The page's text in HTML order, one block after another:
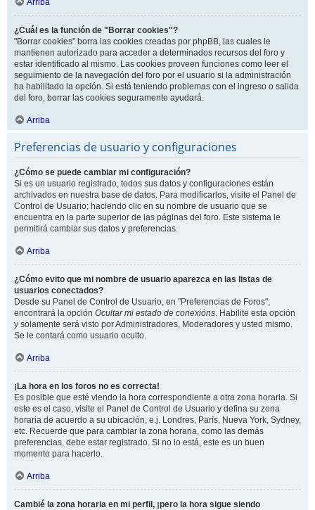
Arriba
¿Cuál es la función de "Borrar cookies"?
"Borrar cookies" borra las cookies creadas por phpBB, las cuales le
mantienen autorizado para acceder a determinados recursos del foro y
estar identificado al mismo. Las cookies proveen funciones como leer el
seguimiento de la navegación del foro por el usuario si la administración
ha habilitado la opción. Si está teniendo problemas con el ingreso o salida
del foro, borrar las cookies seguramente ayudará.
Arriba
Preferencias de usuario y configuraciones
¿Cómo se puede cambiar mi configuración?
Si es un usuario registrado, todos sus datos y configuraciones están
archivados en nuestra base de datos. Para modificarlos, visite el Panel de
Control de Usuario; haciendo clic en su nombre de usuario que se
encuentra en la parte superior de las páginas del foro. Este sistema le
permitirá cambiar sus datos y preferencias.
Arriba
¿Cómo evito que mi nombre de usuario aparezca en las listas de
usuarios conectados?
Desde su Panel de Control de Usuario, en "Preferencias de Foros",
encontrará la opción Ocultar mi estado de conexións. Habilite esta opción
y solamente será visto por Administradores, Moderadores y usted mismo.
Se le contará como usuario oculto.
Arriba
¡La hora en los foros no es correcta!
Es posible que esté viendo la hora correspondiente a otra zona horaria. Si
este es el caso, visite el Panel de Control de Usuario y defina su zona
horaria de acuerdo a su ubicación, e.j. Londres, París, Nueva York, Sydney,
etc. Recuerde que para cambiar la zona horaria, como las demás
preferencias, debe estar registrado. Si no lo está, este es un buen
momento para hacerlo.
Arriba
Cambié la zona horaria en mi perfil, ¡pero la hora sigue siendo